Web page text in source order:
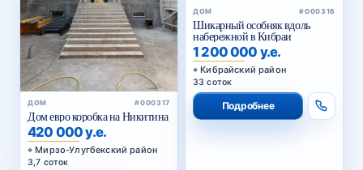
ДОМ #000317
Дом евро коробка на Никитина
420 000 у.е.
Мирзо-Улугбекский район
3,7 соток
ДОМ #000316
Шикарный особняк вдоль
набережной в Кибраи
1 200 000 у.е.
Кибрайский район
33 соток
Подробнее